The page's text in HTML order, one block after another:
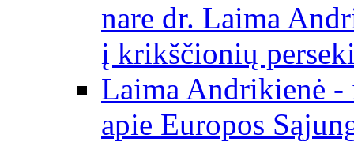
nare dr. Laima
į krikščionių
Laima Andrikienė -
apie Europos